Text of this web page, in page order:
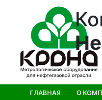
ГЛАВНАЯ О